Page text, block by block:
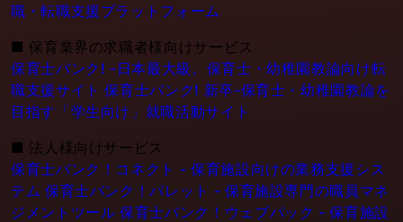
職・転職支援プラットフォーム
■ 保育業界の求職者様向けサービス
保育士バンク! -日本最大級。保育士・幼稚園教論向け転
職支援サイト 保育士バンク! 新卒-保育士・幼稚園教論を
目指す「学生向け」就職活動サイト
■ 法人様向けサービス
保育士バンク！コネクト - 保育施設向けの業務支援シス
テム 保育士バンク！パレット - 保育施設専門の職員マネ
ジメントツール 保育士バンク！ウェブパック - 保育施設